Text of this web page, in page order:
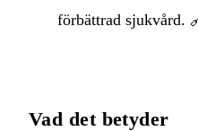
förbättrad sjukvård.
Vad det betyder